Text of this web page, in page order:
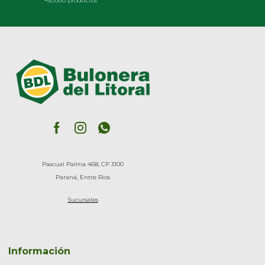
Pascual Palma 468, CP 3100
Paraná, Entre Rios
Sucursales
Información